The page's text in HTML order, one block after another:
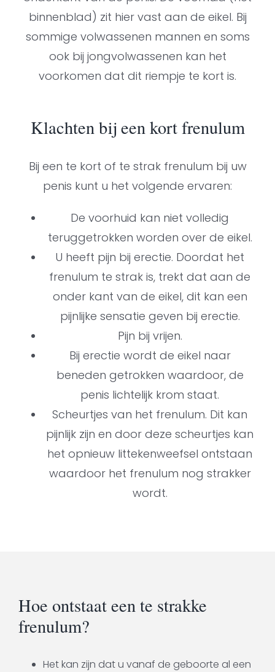
binnenblad) zit hier vast aan de eikel. Bij
sommige volwassenen mannen en soms
ook bij jongvolwassenen kan het
voorkomen dat dit riempje te kort is.
Klachten bij een kort frenulum
Bij een te kort of te strak frenulum bij uw
penis kunt u het volgende ervaren:
De voorhuid kan niet volledig
teruggetrokken worden over de eikel.
U heeft pijn bij erectie. Doordat het
frenulum te strak is, trekt dat aan de
onder kant van de eikel, dit kan een
pijnlijke sensatie geven bij erectie.
Pijn bij vrijen.
Bij erectie wordt de eikel naar
beneden getrokken waardoor, de
penis lichtelijk krom staat.
Scheurtjes van het frenulum. Dit kan
pijnlijk zijn en door deze scheurtjes kan
het opnieuw littekenweefsel ontstaan
waardoor het frenulum nog strakker
wordt.
Hoe ontstaat een te strakke
frenulum?
Het kan zijn dat u vanaf de geboorte al een